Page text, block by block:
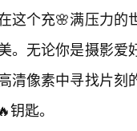
这个充🌸满压力
。无论你是摄影
清像素中寻找片
匙。